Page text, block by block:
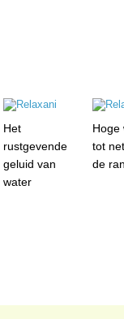
Het
rustgevende
geluid van
water
Hoge
tot
de